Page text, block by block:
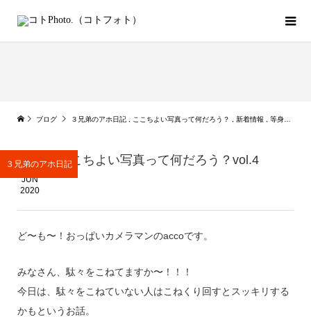
ブログ ３兄弟のアホ日記 ここちよい写真って何だろう？ 新着情報 等身大フォト
３兄弟のアホ日記
12
JUN
2020
ここちよい写真って何だろう？vol.4
ど〜も〜！おっぱいカメラマンのaccoです。
みなさん、駄々をこねてますか〜！！！
今日は、駄々をこねていない人はこねくり回すとスッキリする
かもというお話。